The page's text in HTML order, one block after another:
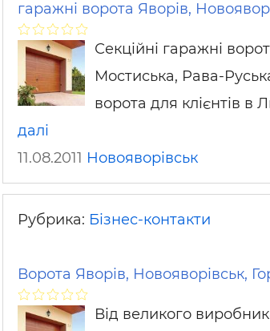
гаражні ворота Яворів,
Секційні гаражні
Мостиська, Рава-
ворота для клієнтів в
далі
11.08.2011 Новояворівськ
Рубрика: Бізнес-контакти
Ворота Яворів, Новояворівськ,
Від великого